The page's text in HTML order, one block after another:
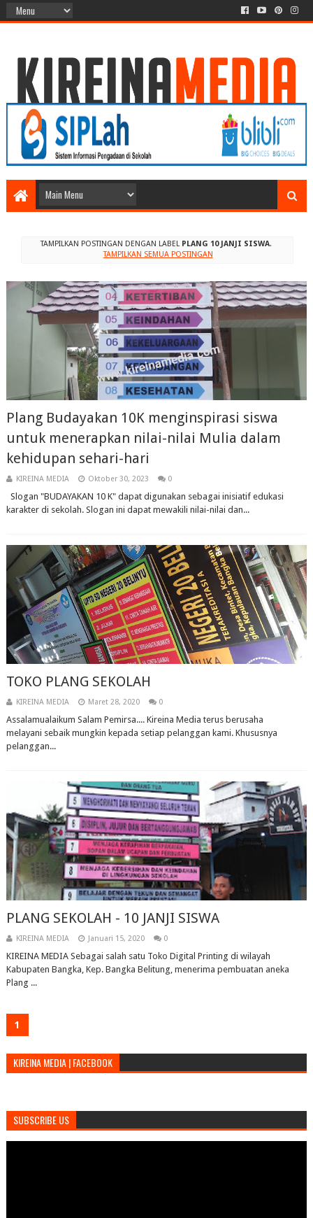
TAMPILKAN POSTINGAN DENGAN LABEL PLANG 10 JANJI SISWA.
TAMPILKAN SEMUA POSTINGAN
Plang Budayakan 10K menginspirasi siswa
untuk menerapkan nilai-nilai Mulia dalam
kehidupan sehari-hari
KIREINA MEDIA Oktober 30, 2023 0
Slogan "BUDAYAKAN 10 K" dapat digunakan sebagai inisiatif edukasi
karakter di sekolah. Slogan ini dapat mewakili nilai-nilai dan...
TOKO PLANG SEKOLAH
KIREINA MEDIA Maret 28, 2020 0
Assalamualaikum Salam Pemirsa.... Kireina Media terus berusaha
melayani sebaik mungkin kepada setiap pelanggan kami. Khususnya
pelanggan...
PLANG SEKOLAH - 10 JANJI SISWA
KIREINA MEDIA Januari 15, 2020 0
KIREINA MEDIA Sebagai salah satu Toko Digital Printing di wilayah
Kabupaten Bangka, Kep. Bangka Belitung, menerima pembuatan aneka
Plang ...
1
KIREINA MEDIA | FACEBOOK
SUBSCRIBE US